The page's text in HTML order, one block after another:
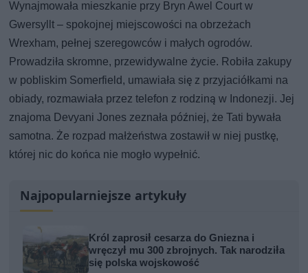
Wynajmowała mieszkanie przy Bryn Awel Court w
Gwersyllt – spokojnej miejscowości na obrzeżach
Wrexham, pełnej szeregowców i małych ogrodów.
Prowadziła skromne, przewidywalne życie. Robiła zakupy
w pobliskim Somerfield, umawiała się z przyjaciółkami na
obiady, rozmawiała przez telefon z rodziną w Indonezji. Jej
znajoma Devyani Jones zeznała później, że Tati bywała
samotna. Że rozpad małżeństwa zostawił w niej pustkę,
której nic do końca nie mogło wypełnić.
Najpopularniejsze artykuły
Król zaprosił cesarza do Gniezna i
wręczył mu 300 zbrojnych. Tak narodziła
się polska wojskowość